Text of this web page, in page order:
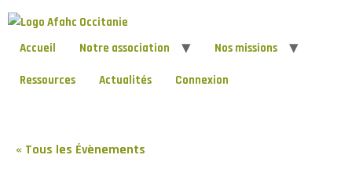
Accueil Notre association Nos missions
Ressources Actualités Connexion
« Tous les Évènements